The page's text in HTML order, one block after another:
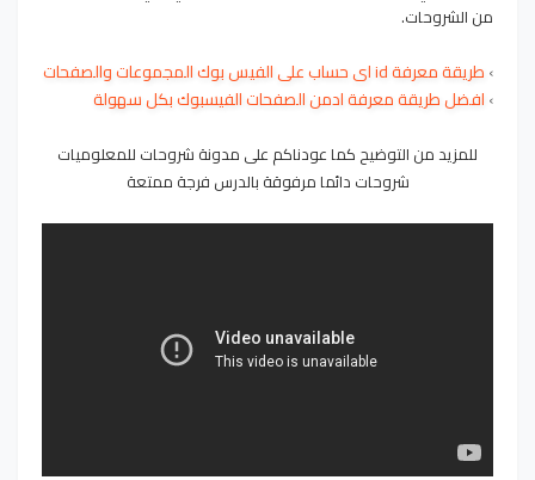
من الشروحات.
› طريقة معرفة id اى حساب على الفيس بوك المجموعات والصفحات
›افضل طريقة معرفة ادمن الصفحات الفيسبوك بكل سهولة
للمزيد من التوضيح كما عودناكم على مدونة شروحات للمعلوميات
شروحات دائما مرفوقة بالدرس فرجة ممتعة